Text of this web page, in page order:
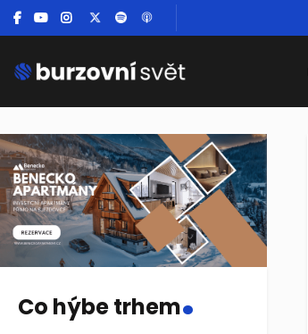
Co hýbe trhem.